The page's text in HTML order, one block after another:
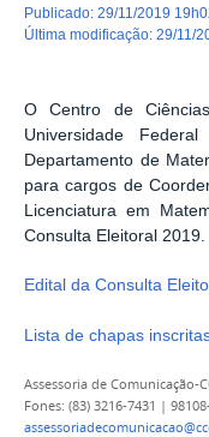
publicado: 29/11/2019
última modificação: 29/11/
O Centro de
Universidade
Departamento de
para cargos de
Licenciatura em
Consulta Eleitoral 2019.
Edital da Consulta
Lista de chapas
Assessoria de Comunicação-
Fones: (83) 3216-7431 |